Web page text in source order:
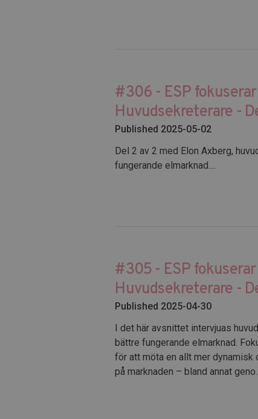
#306 - ESP
Huvudsekreterare -
Published 2025-05-02
Del 2 av 2 med Elon Axberg,
fungerande elmarknad....
#305 - ESP
Huvudsekreterare -
Published 2025-04-30
I det här avsnittet intervjuas
bättre fungerande elmarknad.
för att möta en allt mer dynamisk
på marknaden – bland annat geno...